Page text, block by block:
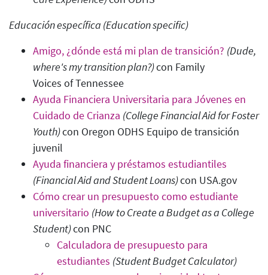
Educación específica (Education specific)
Amigo, ¿dónde está mi plan de transición? (Dude,
where's my transition plan?)con Family
Voices of Tennessee
Ayuda Financiera Universitaria para Jóvenes en
Cuidado de Crianza (College Financial Aid for Foster
Youth)con Oregon ODHS Equipo de transición
juvenil
Ayuda financiera y préstamos estudiantiles
(Financial Aid and Student Loans)con USA.gov
Cómo crear un presupuesto como estudiante
universitario (How to Create a Budget as a College
Student)con PNC
Calculadora de presupuesto para
estudiantes (Student Budget Calculator)